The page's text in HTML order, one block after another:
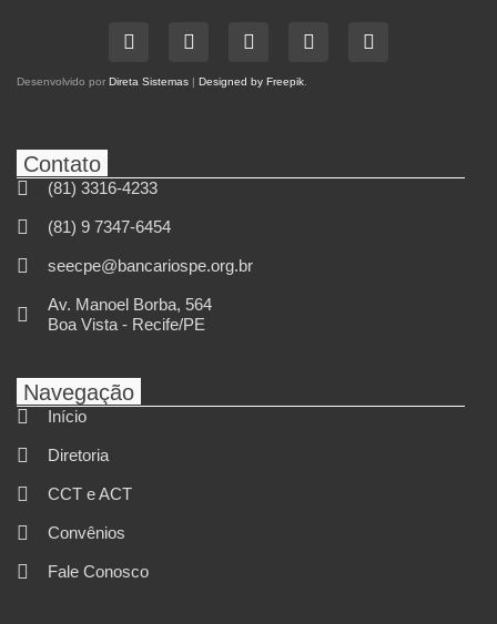
Desenvolvido por Direta Sistemas | Designed by Freepik
Contato
(81) 3316-4233
(81) 9 7347-6454
seecpe@bancariospe.org.br
Av. Manoel Borba, 564
Boa Vista - Recife/PE
Navegação
Início
Diretoria
CCT e ACT
Convênios
Fale Conosco